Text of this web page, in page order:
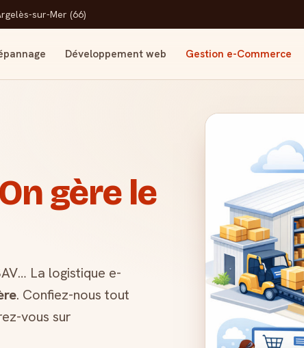
sur-Mer (66)
Développement web Gestion e-Commerce
On gère le
La logistique e-
. Confiez-nous tout
vous sur